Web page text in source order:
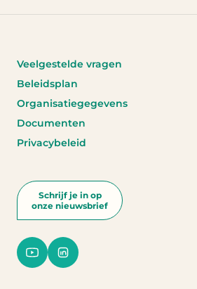
Schrijf je in op
onze nieuwsbrief
Veelgestelde vragen
Beleidsplan
Organisatiegegevens
Documenten
Privacybeleid